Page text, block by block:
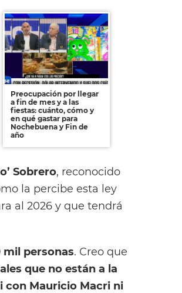
Preocupación por llegar
a fin de mes y a las
fiestas: cuánto, cómo y
en qué gastar para
Nochebuena y Fin de
año
Sobrero, reconocido
la percibe esta ley
al 2026 y que tendrá
mil personas. Creo que
que no están a la
con Mauricio Macri ni